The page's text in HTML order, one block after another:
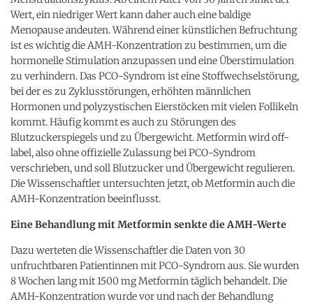
Wert, ein niedriger Wert kann daher auch eine baldige
Menopause andeuten. Während einer künstlichen Befruchtung
ist es wichtig die AMH-Konzentration zu bestimmen, um die
hormonelle Stimulation anzupassen und eine Überstimulation
zu verhindern. Das PCO-Syndrom ist eine Stoffwechselstörung,
bei der es zu Zyklusstörungen, erhöhten männlichen
Hormonen und polyzystischen Eierstöcken mit vielen Follikeln
kommt. Häufig kommt es auch zu Störungen des
Blutzuckerspiegels und zu Übergewicht. Metformin wird off-
label, also ohne offizielle Zulassung bei PCO-Syndrom
verschrieben, und soll Blutzucker und Übergewicht regulieren.
Die Wissenschaftler untersuchten jetzt, ob Metformin auch die
AMH-Konzentration beeinflusst.
Eine Behandlung mit Metformin senkte die AMH-Werte
Dazu werteten die Wissenschaftler die Daten von 30
unfruchtbaren Patientinnen mit PCO-Syndrom aus. Sie wurden
8 Wochen lang mit 1500 mg Metformin täglich behandelt. Die
AMH-Konzentration wurde vor und nach der Behandlung